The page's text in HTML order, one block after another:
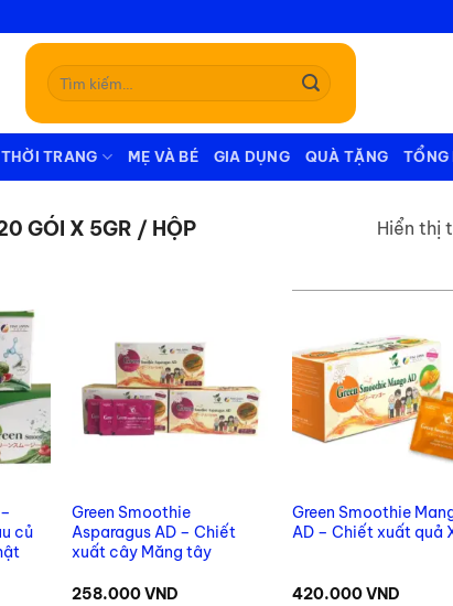
Tìm
kiếm:
THỜI TRANG MẸ VÀ BÉ GIA DỤNG QUÀ TẶNG TỔNG
GÓI X 5GR / HỘP Hiển thị
củ
Green Smoothie
Asparagus AD – Chiết
xuất cây Măng tây
258.000VND
Green Smoothie
AD – Chiết xuất quả
420.000VND